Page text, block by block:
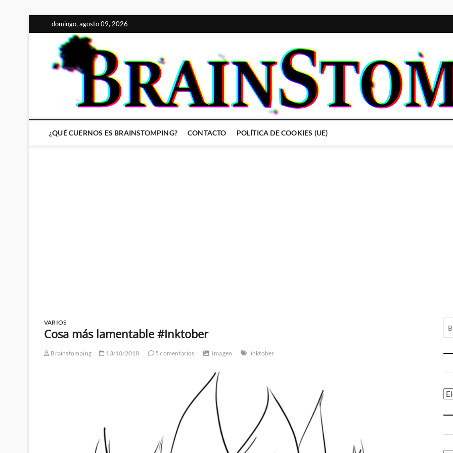
al
contenido
domingo, agosto 09, 2026
¿QUÉ CUERNOS ES BRAINSTOMPING? CONTACTO POLÍTICA DE COOKIES (UE)
VARIOS
Cosa más lamentable #Inktober
Brainstomping 13/10/2018 5 comentarios Imagen inktober